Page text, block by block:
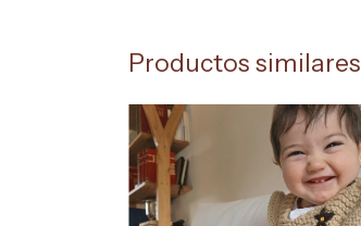
Productos similares